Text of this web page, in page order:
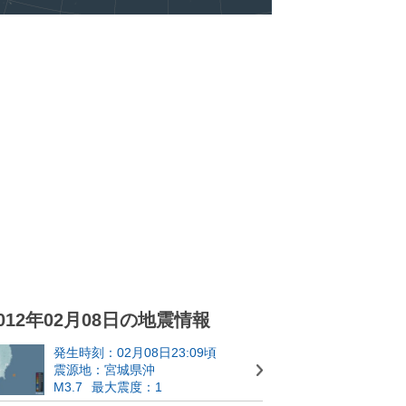
年02月08日の地震情報
発生時刻：02月08日23:09頃
震源地：宮城県沖
M3.7
最大震度：1